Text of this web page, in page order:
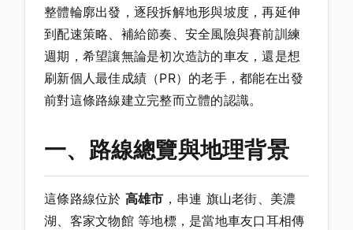
整體輪廓出發，逐段拆解地形與坡度，再延伸
到配速策略、補給節奏、安全風險與賽前訓練
週期，希望讓無論是初次造訪的車友，還是想
刷新個人最佳成績（PR）的老手，都能在出發
前對這條路線建立完整而立體的認識。
一、路線總覽與地理背景
這條路線位於 高雄市 ，串連 旗山老街、美濃
湖、客家文物館 等地標，是當地車友口耳相傳